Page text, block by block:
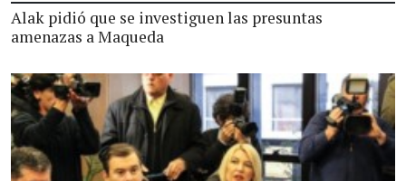
Alak pidió que se investiguen las presuntas
amenazas a Maqueda